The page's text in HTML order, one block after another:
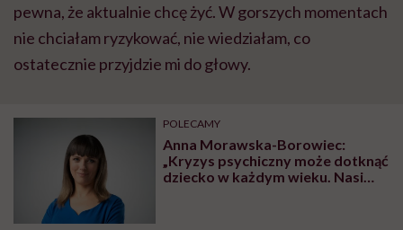
pewna, że aktualnie chcę żyć. W gorszych momentach
nie chciałam ryzykować, nie wiedziałam, co
ostatecznie przyjdzie mi do głowy.
POLECAMY
Anna Morawska-Borowiec:
„Kryzys psychiczny może dotknąć
dziecko w każdym wieku. Nasi